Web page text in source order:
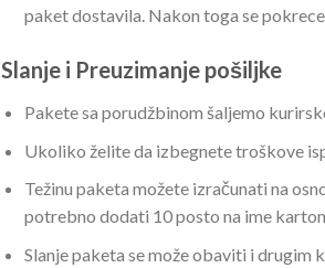
paket dostavila. Nakon toga se
Slanje i Preuzimanje pošiljke
Pakete sa porudžbinom šaljemo
Ukoliko želite da izbegnete troškove
Težinu paketa možete izračunati na
potrebno dodati 10 posto na ime
Slanje paketa se može obaviti i drugim